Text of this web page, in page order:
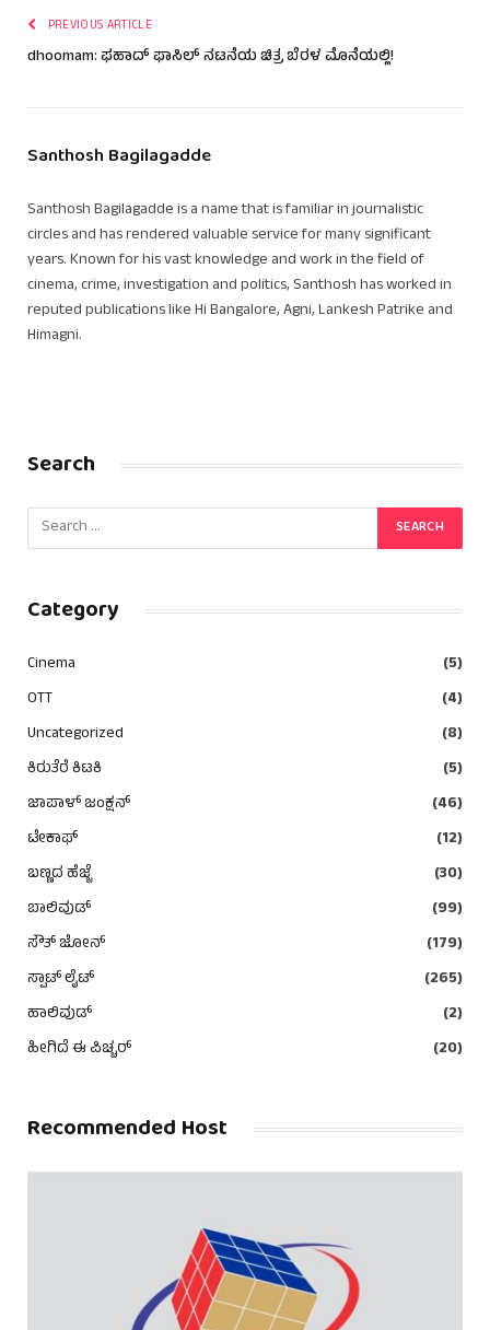
PREVIOUS ARTICLE
dhoomam: ಫಹಾದ್ ಫಾಸಿಲ್ ನಟನೆಯ ಚಿತ್ರ ಬೆರಳ ಮೊನೆಯಲ್ಲಿ!
Santhosh Bagilagadde
Santhosh Bagilagadde is a name that is familiar in journalistic
circles and has rendered valuable service for many significant
years. Known for his vast knowledge and work in the field of
cinema, crime, investigation and politics, Santhosh has worked in
reputed publications like Hi Bangalore, Agni, Lankesh Patrike and
Himagni.
Search
Category
Cinema
(5)
OTT
(4)
Uncategorized
(8)
ಕಿರುತೆರೆ ಕಿಟಕಿ
(5)
ಜಾಪಾಳ್ ಜಂಕ್ಷನ್
(46)
ಟೇಕಾಫ್
(12)
ಬಣ್ಣದ ಹೆಜ್ಜೆ
(30)
ಬಾಲಿವುಡ್
(99)
ಸೌತ್ ಜೋನ್
(179)
ಸ್ಪಾಟ್ ಲೈಟ್
(265)
ಹಾಲಿವುಡ್
(2)
ಹೀಗಿದೆ ಈ ಪಿಚ್ಚರ್
(20)
Recommended Host